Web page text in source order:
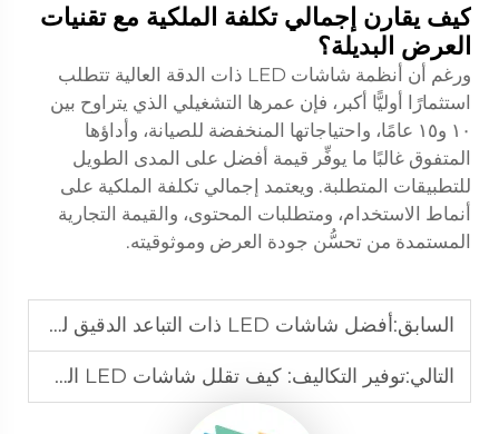
كيف يقارن إجمالي تكلفة الملكية مع تقنيات
العرض البديلة؟
ورغم أن أنظمة شاشات LED ذات الدقة العالية تتطلب
استثمارًا أوليًّا أكبر، فإن عمرها التشغيلي الذي يتراوح بين
١٠ و١٥ عامًا، واحتياجاتها المنخفضة للصيانة، وأداؤها
المتفوق غالبًا ما يوفِّر قيمة أفضل على المدى الطويل
للتطبيقات المتطلبة. ويعتمد إجمالي تكلفة الملكية على
أنماط الاستخدام، ومتطلبات المحتوى، والقيمة التجارية
المستمدة من تحسُّن جودة العرض وموثوقيته.
السابق:أفضل شاشات LED ذات التباعد الدقيق لغرف الاجتماعات والبيئات المؤسسية
التالي:توفير التكاليف: كيف تقلل شاشات LED الموفرة للطاقة من بصمتك الكربونية